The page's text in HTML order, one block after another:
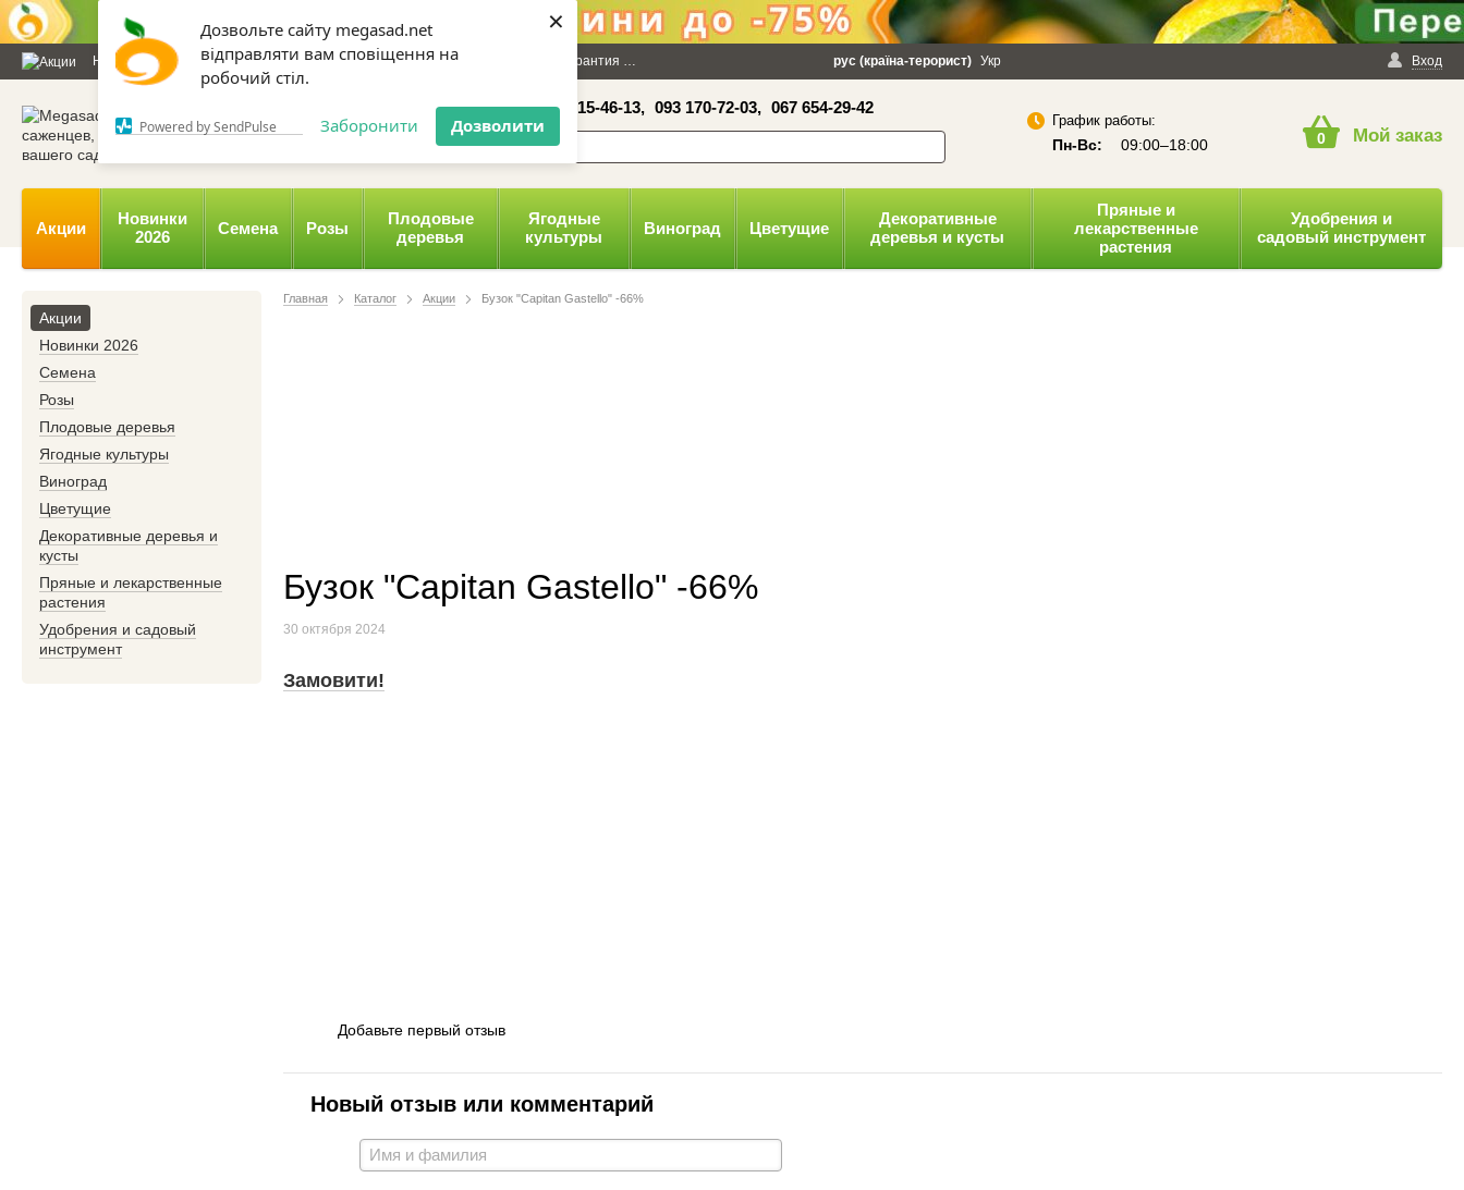
Дозвольте сайту megasad.net
відправляти вам сповіщення на
робочий стіл.
Powered by SendPulse Заборонити Дозволити
×
Новости и статьи Каталог Контакты Отзывы Дарим 100 грн Гарантия Оплата и доставка Политика конфиденциальности Вход
рус (країна-терорист) Укр
067 654-16-41, 050 515-46-13, 093 170-72-03, 067 654-29-42
График работы:
Пн-Вс: 09:00–18:00 0 Мой заказ
Акции
Новинки
2026
Семена Розы
Плодовые
деревья
Ягодные
культуры
Виноград Цветущие
Декоративные
деревья и кусты
Пряные и
лекарственные
растения
Удобрения и
садовый инструмент
Главная Каталог Акции Бузок "Capitan Gastello" -66%
Бузок "Capitan Gastello" -66%
30 октября 2024
Замовити!
Добавьте первый отзыв
Новый отзыв или комментарий
Акции
Новинки 2026
Семена
Розы
Плодовые деревья
Ягодные культуры
Виноград
Цветущие
Декоративные деревья и
кусты
Пряные и лекарственные
растения
Удобрения и садовый
инструмент